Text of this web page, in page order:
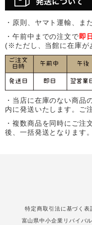
・原則、ヤマト運輸、ま
・午前中までの注文で即
(※ただし、当館に在庫が
・当店に在庫のない商品
内に発送いたします。ご
・複数商品を同時にご注
後、一括発送となります。
特定商取引法に基づく表
富山県中小企業リバイバ